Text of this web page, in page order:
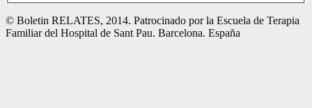
© Boletin RELATES, 2014. Patrocinado por la Escuela de Terapia
Familiar del Hospital de Sant Pau. Barcelona. España